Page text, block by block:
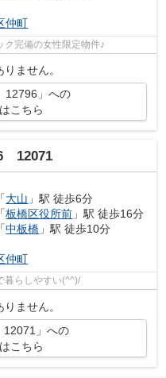
仲町
完備の女性限定物件♪
ません。
12796」への
こちら
12071
「大山 」駅 徒歩6分
「板橋区役所前 」駅 徒歩16分
「中板橋 」駅 徒歩10分
仲町
らしやすい(^^)/
ません。
」への
こちら